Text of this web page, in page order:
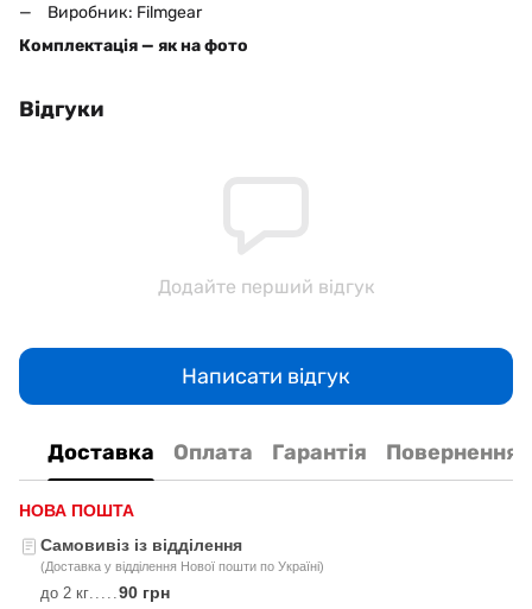
Виробник: Filmgear
Комплектація — як на фото
Відгуки
Додайте перший відгук
Написати відгук
Доставка Оплата Гарантія Повернення
НОВА ПОШТА
Самовивіз із відділення
(Доставка у відділення Нової пошти по Україні)
до 2 кг.....90 грн